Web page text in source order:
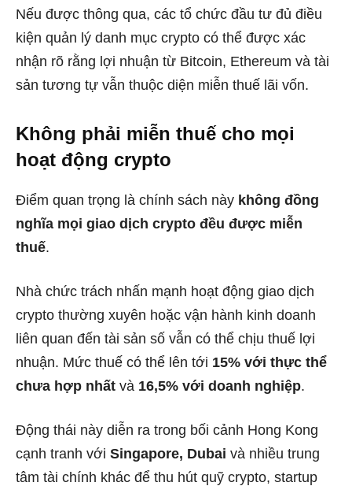
Nếu được thông qua, các tổ chức đầu tư đủ điều
kiện quản lý danh mục crypto có thể được xác
nhận rõ rằng lợi nhuận từ Bitcoin, Ethereum và tài
sản tương tự vẫn thuộc diện miễn thuế lãi vốn.
Không phải miễn thuế cho mọi
hoạt động crypto
Điểm quan trọng là chính sách này không đồng
nghĩa mọi giao dịch crypto đều được miễn
thuế.
Nhà chức trách nhấn mạnh hoạt động giao dịch
crypto thường xuyên hoặc vận hành kinh doanh
liên quan đến tài sản số vẫn có thể chịu thuế lợi
nhuận. Mức thuế có thể lên tới 15% với thực thể
chưa hợp nhất và 16,5% với doanh nghiệp.
Động thái này diễn ra trong bối cảnh Hong Kong
cạnh tranh với Singapore, Dubai và nhiều trung
tâm tài chính khác để thu hút quỹ crypto, startup